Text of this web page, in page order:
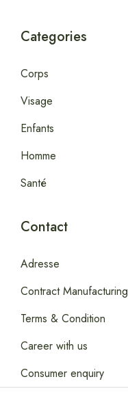
Categories
Corps
Visage
Enfants
Homme
Santé
Contact
Adresse
Contract Manufacturing
Terms & Condition
Career with us
Consumer enquiry